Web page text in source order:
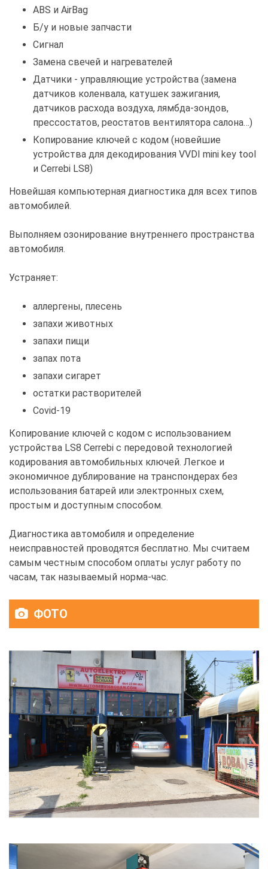
ABS и AirBag
Б/у и новые запчасти
Сигнал
Замена свечей и нагревателей
Датчики - управляющие устройства (замена
датчиков коленвала, катушек зажигания,
датчиков расхода воздуха, лямбда-зондов,
прессостатов, реостатов вентилятора салона…)
Копирование ключей с кодом (новейшие
устройства для декодирования VVDI mini key tool
и Cerrebi LS8)
Новейшая компьютерная диагностика для всех типов
автомобилей.
Выполняем озонирование внутреннего пространства
автомобиля.
Устраняет:
аллергены, плесень
запахи животных
запахи пищи
запах пота
запахи сигарет
остатки растворителей
Covid-19
Копирование ключей с кодом с использованием
устройства LS8 Cerrebi с передовой технологией
кодирования автомобильных ключей. Легкое и
экономичное дублирование на транспондерах без
использования батарей или электронных схем,
простым и доступным способом.
Диагностика автомобиля и определение
неисправностей проводятся бесплатно. Мы считаем
самым честным способом оплаты услуг работу по
часам, так называемый норма-час.
ФОТО